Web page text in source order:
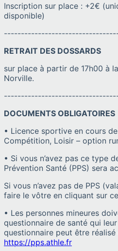
Inscription sur place : +2€
disponible)
RETRAIT DES DOSSARDS
sur place à partir de 17h00 à
Norville.
DOCUMENTS OBLIGATOIRES
• Licence sportive en cours
Compétition, Loisir – option
• Si vous n’avez pas ce type
Prévention Santé (PPS) sera
Si vous n’avez pas de PPS
faire le vôtre en cliquant sur
• Les personnes mineures
questionnaire de santé qui
questionnaire peut être
https://pps.athle.fr